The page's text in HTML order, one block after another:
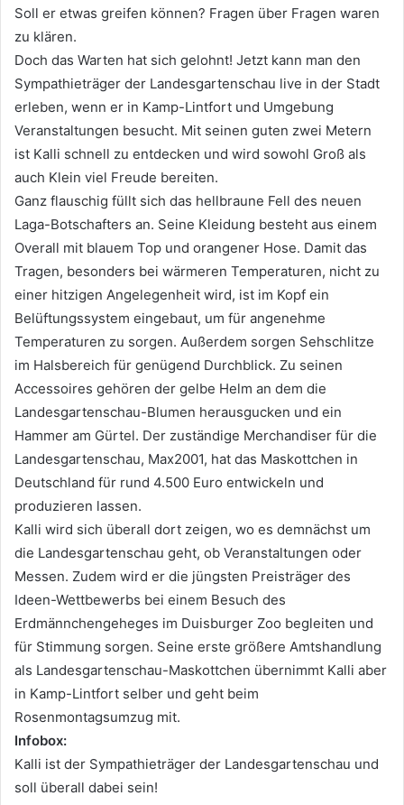
Soll er etwas greifen können? Fragen über Fragen waren
zu klären.
Doch das Warten hat sich gelohnt! Jetzt kann man den
Sympathieträger der Landesgartenschau live in der Stadt
erleben, wenn er in Kamp-Lintfort und Umgebung
Veranstaltungen besucht. Mit seinen guten zwei Metern
ist Kalli schnell zu entdecken und wird sowohl Groß als
auch Klein viel Freude bereiten.
Ganz flauschig füllt sich das hellbraune Fell des neuen
Laga-Botschafters an. Seine Kleidung besteht aus einem
Overall mit blauem Top und orangener Hose. Damit das
Tragen, besonders bei wärmeren Temperaturen, nicht zu
einer hitzigen Angelegenheit wird, ist im Kopf ein
Belüftungssystem eingebaut, um für angenehme
Temperaturen zu sorgen. Außerdem sorgen Sehschlitze
im Halsbereich für genügend Durchblick. Zu seinen
Accessoires gehören der gelbe Helm an dem die
Landesgartenschau-Blumen herausgucken und ein
Hammer am Gürtel. Der zuständige Merchandiser für die
Landesgartenschau, Max2001, hat das Maskottchen in
Deutschland für rund 4.500 Euro entwickeln und
produzieren lassen.
Kalli wird sich überall dort zeigen, wo es demnächst um
die Landesgartenschau geht, ob Veranstaltungen oder
Messen. Zudem wird er die jüngsten Preisträger des
Ideen-Wettbewerbs bei einem Besuch des
Erdmännchengeheges im Duisburger Zoo begleiten und
für Stimmung sorgen. Seine erste größere Amtshandlung
als Landesgartenschau-Maskottchen übernimmt Kalli aber
in Kamp-Lintfort selber und geht beim
Rosenmontagsumzug mit.
Infobox:
Kalli ist der Sympathieträger der Landesgartenschau und
soll überall dabei sein!